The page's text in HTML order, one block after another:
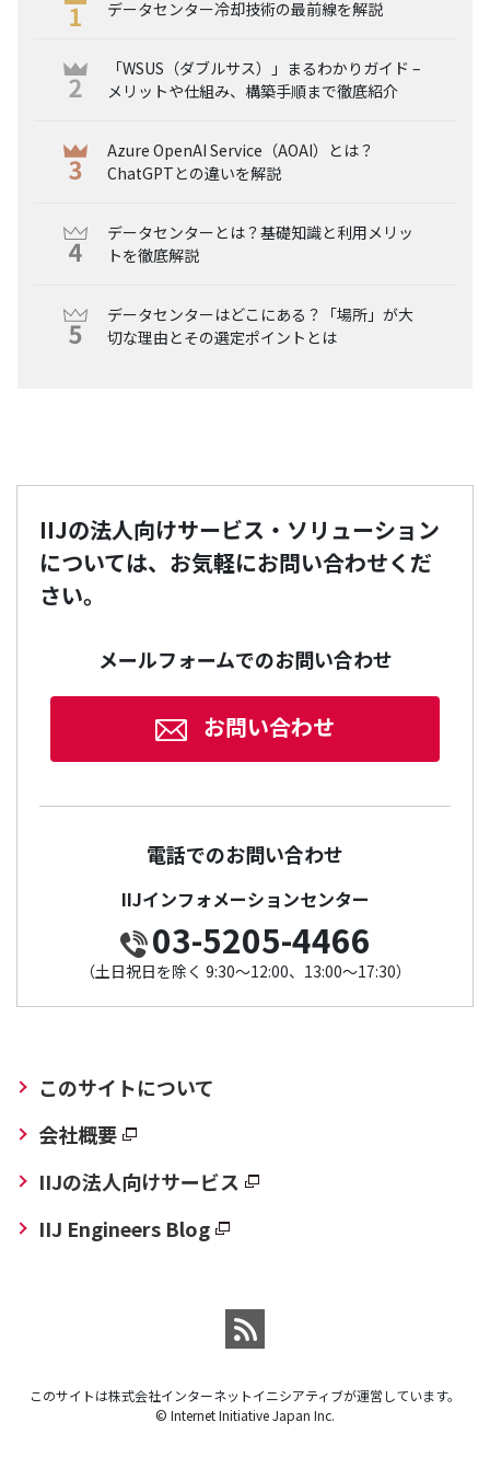
データセンター冷却技術の最前線を解説
「WSUS（ダブルサス）」まるわかりガイド –
メリットや仕組み、構築手順まで徹底紹介
Azure OpenAI Service（AOAI）とは？
ChatGPTとの違いを解説
データセンターとは？基礎知識と利用メリッ
トを徹底解説
データセンターはどこにある？「場所」が大
切な理由とその選定ポイントとは
IIJの法人向けサービス・ソリューション
については、お気軽にお問い合わせくだ
さい。
メールフォームでのお問い合わせ
お問い合わせ
電話でのお問い合わせ
IIJインフォメーションセンター
03-5205-4466
（土日祝日を除く 9:30～12:00、13:00～17:30）
このサイトについて
会社概要
IIJの法人向けサービス
IIJ Engineers Blog
このサイトは株式会社インターネットイニシアティブが運営しています。
© Internet Initiative Japan Inc.